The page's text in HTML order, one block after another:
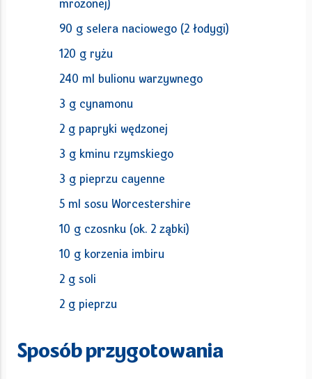
mrożonej)
90 g selera naciowego (2 łodygi)
120 g ryżu
240 ml bulionu warzywnego
3 g cynamonu
2 g papryki wędzonej
3 g kminu rzymskiego
3 g pieprzu cayenne
5 ml sosu Worcestershire
10 g czosnku (ok. 2 ząbki)
10 g korzenia imbiru
2 g soli
2 g pieprzu
Sposób przygotowania